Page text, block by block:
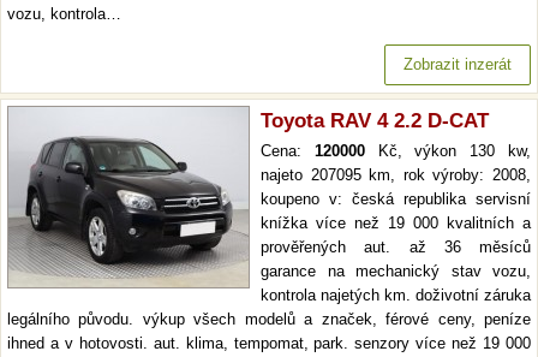
vozu, kontrola…
Zobrazit inzerát
Toyota RAV 4 2.2 D-CAT
Cena: 120000Kč, výkon 130 kw,
najeto 207095 km, rok výroby: 2008,
koupeno v: česká republika servisní
knížka více než 19 000 kvalitních a
prověřených aut. až 36 měsíců
garance na mechanický stav vozu,
kontrola najetých km. doživotní záruka
legálního původu. výkup všech modelů a značek, férové ceny, peníze
ihned a v hotovosti. aut. klima, tempomat, park. senzory více než 19 000